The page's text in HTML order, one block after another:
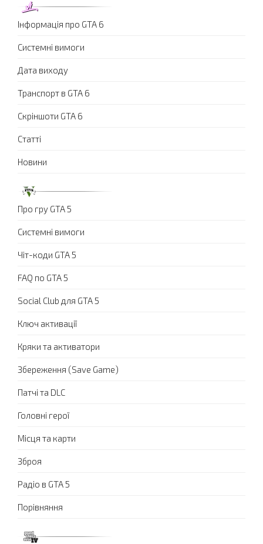
Інформація про GTA 6
Системні вимоги
Дата виходу
Транспорт в GTA 6
Скріншоти GTA 6
Статті
Новини
Про гру GTA 5
Системні вимоги
Чіт-коди GTA 5
FAQ по GTA 5
Social Club для GTA 5
Ключ активації
Кряки та активатори
Збереження (Save Game)
Патчі та DLC
Головні герої
Місця та карти
Зброя
Радіо в GTA 5
Порівняння